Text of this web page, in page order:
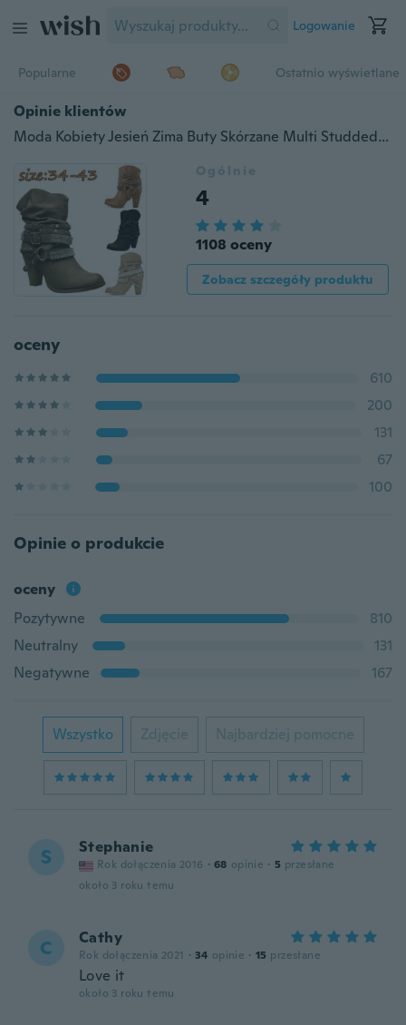
Logowanie
Popularne Ostatnio wyświetlane
Opinie klientów
Moda Kobiety Jesień Zima Buty Skórzane Multi Studded Pasy Buty Nit Średni Obcas Okrągły Nosek Kostki But Klamra Pasa Punk Buty Buty Wsuwane Krótkie Buty Damskie Śliczne Slouch Buty wsuwane Przypadkowe Kobiece Botki antypoślizgowe
Ogólnie
4
1108 oceny
Zobacz szczegóły produktu
oceny
610
200
131
67
100
Opinie o produkcie
oceny
Pozytywne
810
Neutralny
131
Negatywne
167
Wszystko Zdjęcie Najbardziej pomocne
S Stephanie
Rok dołączenia 2016 · 68 opinie · 5 przesłane
około 3 roku temu
C Cathy
Rok dołączenia 2021 · 34 opinie · 15 przesłane
Love it
około 3 roku temu